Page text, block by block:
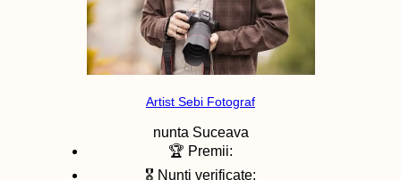
Artist Sebi Fotograf
nunta Suceava
🏆 Premii:
🎖️ Nunti verificate: